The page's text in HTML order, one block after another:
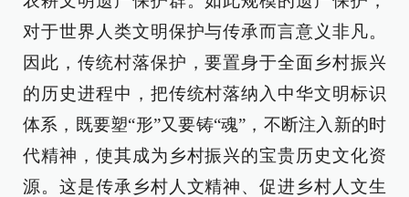
对于世界人类文明保护与传承而言意义非凡。
因此，传统村落保护，要置身于全面乡村振兴
的历史进程中，把传统村落纳入中华文明标识
体系，既要塑“形”又要铸“魂”，不断注入新的时
代精神，使其成为乡村振兴的宝贵历史文化资
源。这是传承乡村人文精神、促进乡村人文生